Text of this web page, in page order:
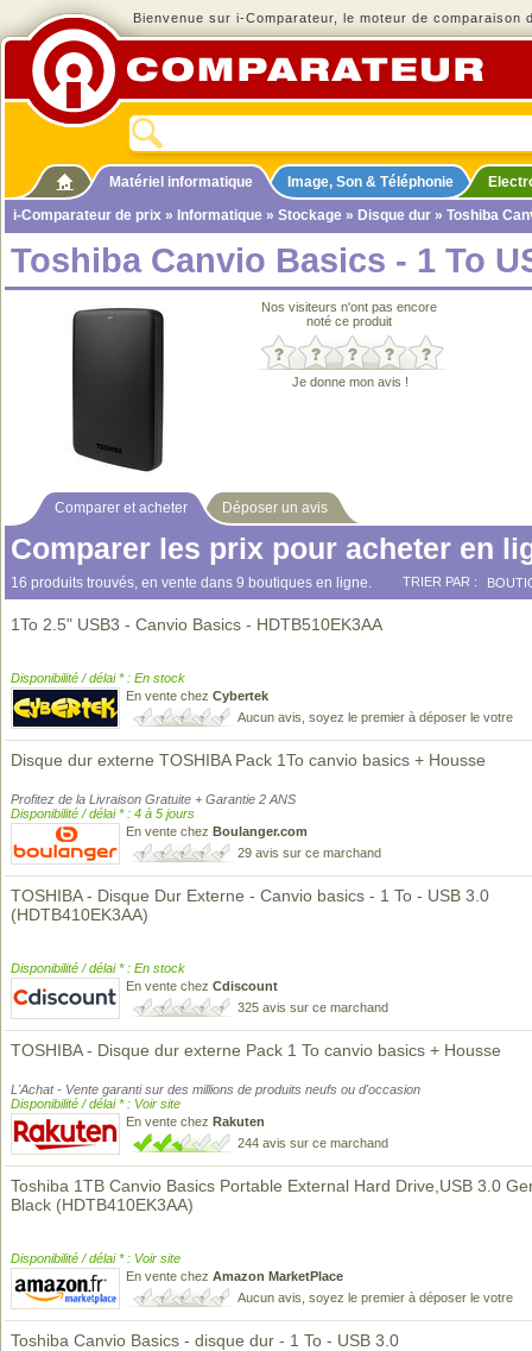
Bienvenue sur i-Comparateur, le moteur de comparaison
Matériel informatique Image, Son & Téléphonie
i-Comparateur de prix » Informatique » Stockage » Disque dur » Toshiba
Toshiba Canvio Basics - 1 To
Nos visiteurs n'ont pas encore
noté ce produit
Je donne mon avis !
Comparer et acheter Déposer un avis
Comparer les prix pour acheter en
16 produits trouvés, en vente dans 9 boutiques en ligne. TRIER PAR :
1To 2.5" USB3 - Canvio Basics - HDTB510EK3AA
Disponibilité / délai * : En stock
En vente chez Cybertek
Aucun avis, soyez le premier à déposer le votre
Disque dur externe TOSHIBA Pack 1To canvio basics + Housse
Profitez de la Livraison Gratuite + Garantie 2 ANS
Disponibilité / délai * : 4 à 5 jours
En vente chez Boulanger.com
29 avis sur ce marchand
TOSHIBA - Disque Dur Externe - Canvio basics - 1 To - USB 3.0
(HDTB410EK3AA)
Disponibilité / délai * : En stock
En vente chez Cdiscount
325 avis sur ce marchand
TOSHIBA - Disque dur externe Pack 1 To canvio basics + Housse
L'Achat - Vente garanti sur des millions de produits neufs ou d'occasion
Disponibilité / délai * : Voir site
En vente chez Rakuten
244 avis sur ce marchand
Toshiba 1TB Canvio Basics Portable External Hard Drive,USB 3.0
Black (HDTB410EK3AA)
Disponibilité / délai * : Voir site
En vente chez Amazon MarketPlace
Aucun avis, soyez le premier à déposer le votre
Toshiba Canvio Basics - disque dur - 1 To - USB 3.0